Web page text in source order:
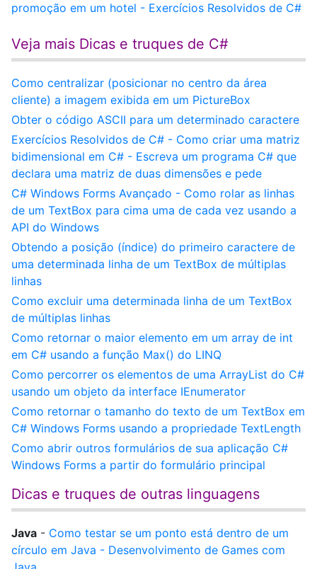
promoção em um hotel - Exercícios Resolvidos de C#
Veja mais Dicas e truques de C#
Como centralizar (posicionar no centro da área
cliente) a imagem exibida em um PictureBox
Obter o código ASCII para um determinado caractere
Exercícios Resolvidos de C# - Como criar uma matriz
bidimensional em C# - Escreva um programa C# que
declara uma matriz de duas dimensões e pede
C# Windows Forms Avançado - Como rolar as linhas
de um TextBox para cima uma de cada vez usando a
API do Windows
Obtendo a posição (índice) do primeiro caractere de
uma determinada linha de um TextBox de múltiplas
linhas
Como excluir uma determinada linha de um TextBox
de múltiplas linhas
Como retornar o maior elemento em um array de int
em C# usando a função Max() do LINQ
Como percorrer os elementos de uma ArrayList do C#
usando um objeto da interface IEnumerator
Como retornar o tamanho do texto de um TextBox em
C# Windows Forms usando a propriedade TextLength
Como abrir outros formulários de sua aplicação C#
Windows Forms a partir do formulário principal
Dicas e truques de outras linguagens
Java - Como testar se um ponto está dentro de um
círculo em Java - Desenvolvimento de Games com